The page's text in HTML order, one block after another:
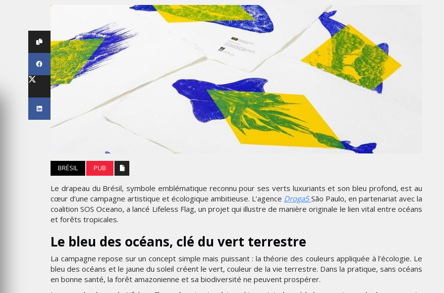
BRÉSIL PUB
Le drapeau du Brésil, symbole emblématique reconnu pour ses verts luxuriants et son bleu profond, est au
cœur d’une campagne artistique et écologique ambitieuse. L’agence Droga5São Paulo, en partenariat avec la
coalition SOS Oceano, a lancé Lifeless Flag, un projet qui illustre de manière originale le lien vital entre océans
et forêts tropicales.
Le bleu des océans, clé du vert terrestre
La campagne repose sur un concept simple mais puissant : la théorie des couleurs appliquée à l’écologie. Le
bleu des océans et le jaune du soleil créent le vert, couleur de la vie terrestre. Dans la pratique, sans océans
en bonne santé, la forêt amazonienne et sa biodiversité ne peuvent prospérer.
2026
OR NEVER"
LES IMPÉRIALES WEEK 2025:
THE PARADIGM SHIFT –
BUSINESS. PEOPLE. TECH
GITEX AFRICA MOROCCO 2024
MERCREDI 15 MAI 2024
L’IDENTITÉ
UNE LIVRÉE
MARKETING
NIKE STUDIO FLEECE : UNE
NOUVELLE GÉNÉRATION DE
VÊTEMENTS DE SPORT PENSÉE
POUR LE QUOTIDIEN
CROSSCOUNTRY DÉVOILE UNE
NOUVELLE CAMPAGNE
PUBLICITAIRE ESTIVALE
CENTRÉE SUR LES RELATIONS
HUMAINES